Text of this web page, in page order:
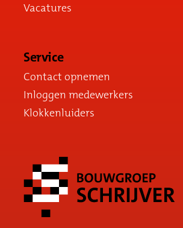
Vacatures
Service
Contact opnemen
Inloggen medewerkers
Klokkenluiders